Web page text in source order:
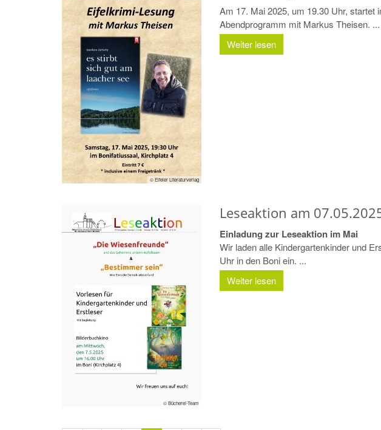
© Eifeler Literaturverlag
Am 17. Mai 2025, um 19.30 Uhr, startet
Abendprogramm mit Markus Theisen. ...
Weiter lesen
© Bücherei-Team
Leseaktion am
Einladung zur Leseaktion im Mai
Wir laden alle Kindergartenkinder und
Uhr in den Boni ein. ...
Weiter lesen